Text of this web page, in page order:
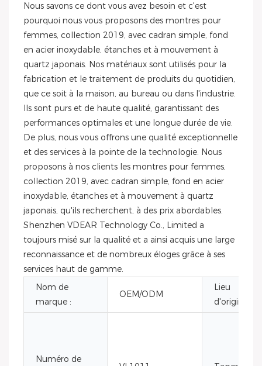
Nous savons ce dont vous avez besoin et c'est
pourquoi nous vous proposons des montres pour
femmes, collection 2019, avec cadran simple, fond
en acier inoxydable, étanches et à mouvement à
quartz japonais. Nos matériaux sont utilisés pour la
fabrication et le traitement de produits du quotidien,
que ce soit à la maison, au bureau ou dans l'industrie.
Ils sont purs et de haute qualité, garantissant des
performances optimales et une longue durée de vie.
De plus, nous vous offrons une qualité exceptionnelle
et des services à la pointe de la technologie. Nous
proposons à nos clients les montres pour femmes,
collection 2019, avec cadran simple, fond en acier
inoxydable, étanches et à mouvement à quartz
japonais, qu'ils recherchent, à des prix abordables.
Shenzhen VDEAR Technology Co., Limited a
toujours misé sur la qualité et a ainsi acquis une large
reconnaissance et de nombreux éloges grâce à ses
services haut de gamme.
Nom de
marque :
OEM/ODM
Lieu
d'origine :
Numéro de